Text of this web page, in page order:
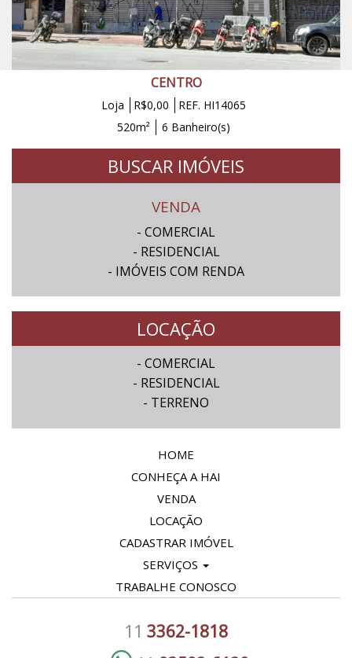
CENTRO
Loja R$0,00
REF. HI14065
520m²
6 Banheiro(s)
BUSCAR IMÓVEIS
VENDA
- COMERCIAL
- RESIDENCIAL
- IMÓVEIS COM RENDA
LOCAÇÃO
- COMERCIAL
- RESIDENCIAL
- TERRENO
HOME
CONHEÇA A HAI
VENDA
LOCAÇÃO
CADASTRAR IMÓVEL
SERVIÇOS
TRABALHE CONOSCO
11 3362-1818